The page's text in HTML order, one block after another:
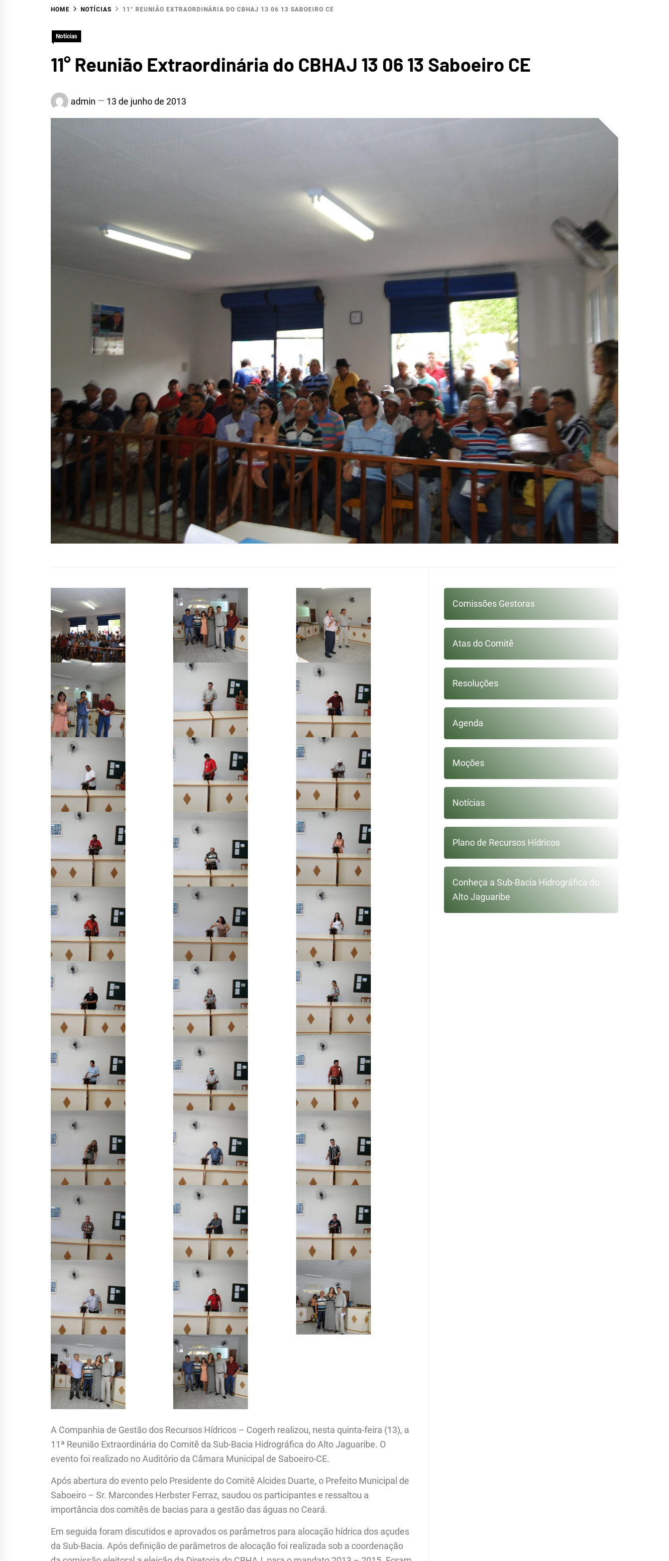
BACIA
HIDROGRÁFICA DO
ALTO DO JAGUARIBE
HOME NOTÍCIAS 11° REUNIÃO EXTRAORDINÁRIA DO CBHAJ 13 06 13 SABOEIRO CE
Notícias
11° Reunião Extraordinária do CBHAJ 13 06 13 Saboeiro CE
admin 13 de junho de 2013
A Companhia de Gestão dos Recursos Hídricos – Cogerh realizou, nesta quinta-feira (13), a
11ª Reunião Extraordinária do Comitê da Sub-Bacia Hidrográfica do Alto Jaguaribe. O
evento foi realizado no Auditório da Câmara Municipal de Saboeiro-CE.
Após abertura do evento pelo Presidente do Comitê Alcides Duarte, o Prefeito Municipal de
Saboeiro – Sr. Marcondes Herbster Ferraz, saudou os participantes e ressaltou a
importância dos comitês de bacias para a gestão das águas no Ceará.
Em seguida foram discutidos e aprovados os parâmetros para alocação hídrica dos açudes
da Sub-Bacia. Após definição de parâmetros de alocação foi realizada sob a coordenação
Comissões Gestoras
Atas do Comitê
Resoluções
Agenda
Moções
Notícias
Plano de Recursos Hídricos
Conheça a Sub-Bacia Hidrográfica do
Alto Jaguaribe